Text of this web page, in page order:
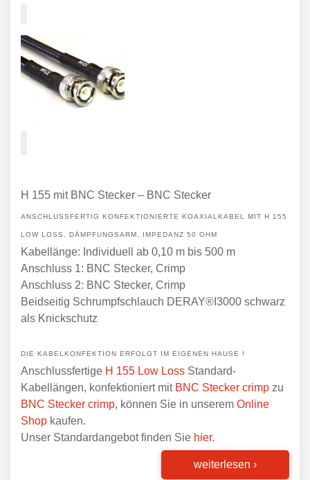
H 155 mit BNC Stecker – BNC Stecker
ANSCHLUSSFERTIG KONFEKTIONIERTE KOAXIALKABEL MIT H 155
LOW LOSS, DÄMPFUNGSARM, IMPEDANZ 50 OHM
Kabellänge: Individuell ab 0,10 m bis 500 m
Anschluss 1: BNC Stecker, Crimp
Anschluss 2: BNC Stecker, Crimp
Beidseitig Schrumpfschlauch DERAY®I3000 schwarz
als Knickschutz
DIE KABELKONFEKTION ERFOLGT IM EIGENEN HAUSE !
Anschlussfertige H 155 Low Loss Standard-
Kabellängen, konfektioniert mit BNC Stecker crimp zu
BNC Stecker crimp, können Sie in unserem Online
Shop kaufen.
Unser Standardangebot finden Sie hier.
weiterlesen ›